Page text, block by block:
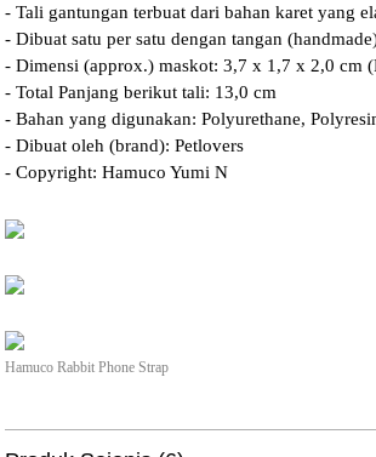
- Tali gantungan terbuat dari bahan karet yang
- Dibuat satu per satu dengan tangan
- Dimensi (approx.) maskot: 3,7 x 1,7 x 2,0 cm
- Total Panjang berikut tali: 13,0 cm
- Bahan yang digunakan: Polyurethane,
- Dibuat oleh (brand): Petlovers
- Copyright: Hamuco Yumi N
Hamuco Rabbit Phone Strap